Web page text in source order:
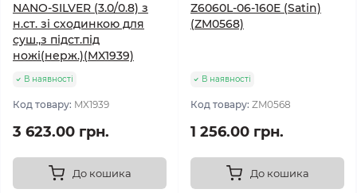
NANO-SILVER (3.0/0.8) з
н.ст. зі сходинкою для
суш.,з підст.під
ножі(нерж.)(MX1939)
В наявності
Код товару: MX1939
3 623.00 грн.
До кошика
Z6060L-06-160E (Satin)
(ZM0568)
В наявності
Код товару: ZM0568
1 256.00 грн.
До кошика